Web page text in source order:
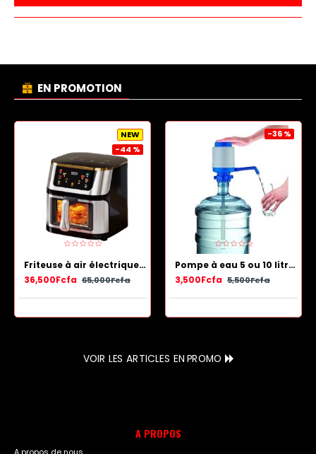
EN PROMOTION
NEW
-44 %
Friteuse à air électrique en acier inoxydable avec panier antiadhésif 13.5 L
36,500Fcfa 65,000Fcfa
-36 %
Pompe à eau 5 ou 10 litres - Bleu Blanc
3,500Fcfa 5,500Fcfa
VOIR LES ARTICLES EN PROMO
A PROPOS